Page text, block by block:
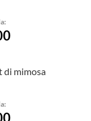
di mimosa